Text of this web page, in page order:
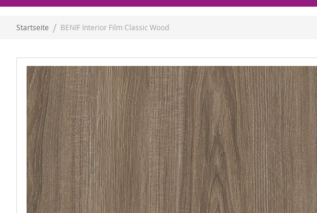
Startseite BENIF Interior Film Classic Wood